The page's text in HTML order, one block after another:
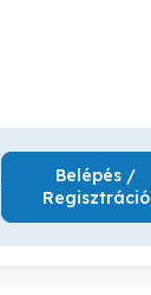
Belépés /
Regisztráció